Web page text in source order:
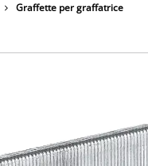
Graffette per graffatrice